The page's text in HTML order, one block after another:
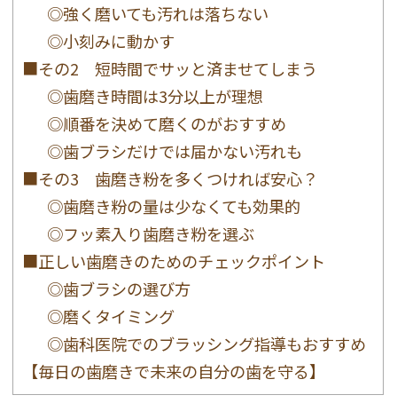
◎強く磨いても汚れは落ちない
◎小刻みに動かす
■その2 短時間でサッと済ませてしまう
◎歯磨き時間は3分以上が理想
◎順番を決めて磨くのがおすすめ
◎歯ブラシだけでは届かない汚れも
■その3 歯磨き粉を多くつければ安心？
◎歯磨き粉の量は少なくても効果的
◎フッ素入り歯磨き粉を選ぶ
■正しい歯磨きのためのチェックポイント
◎歯ブラシの選び方
◎磨くタイミング
◎歯科医院でのブラッシング指導もおすすめ
【毎日の歯磨きで未来の自分の歯を守る】